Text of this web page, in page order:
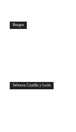
Burgos
Saborea Castilla y León